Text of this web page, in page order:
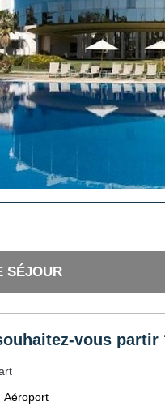
SÉJOUR
vous partir